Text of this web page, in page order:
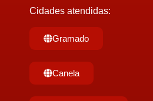
Cidades atendidas:
Gramado
Canela